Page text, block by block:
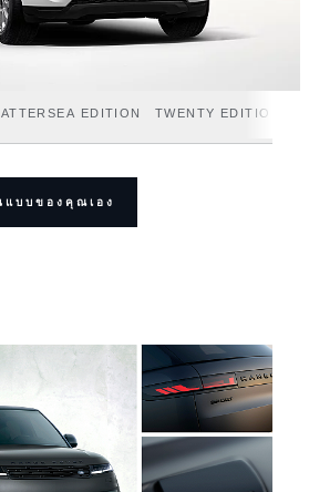
EDITION TWENTY EDITION
แบบของคุณเอง